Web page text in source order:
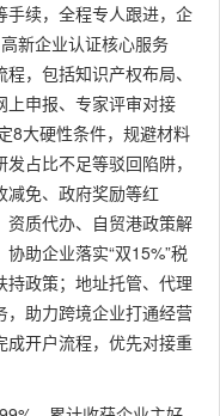
手续，全程专人跟进，企
新企业认证核心服务
，包括知识产权布局、
上申报、专家评审对接
8大硬性条件，规避材料
占比不足等驳回陷阱，
减免、政府奖励等红
资质代办、自贸港政策解
助企业落实“双15%”税
持政策；地址托管、代理
，助力跨境企业打通经营
成开户流程，优先对接重